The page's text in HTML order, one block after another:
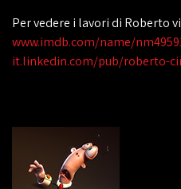
Per vedere i lavori di Roberto
www.imdb.com/name/
it.linkedin.com/pub/roberto-